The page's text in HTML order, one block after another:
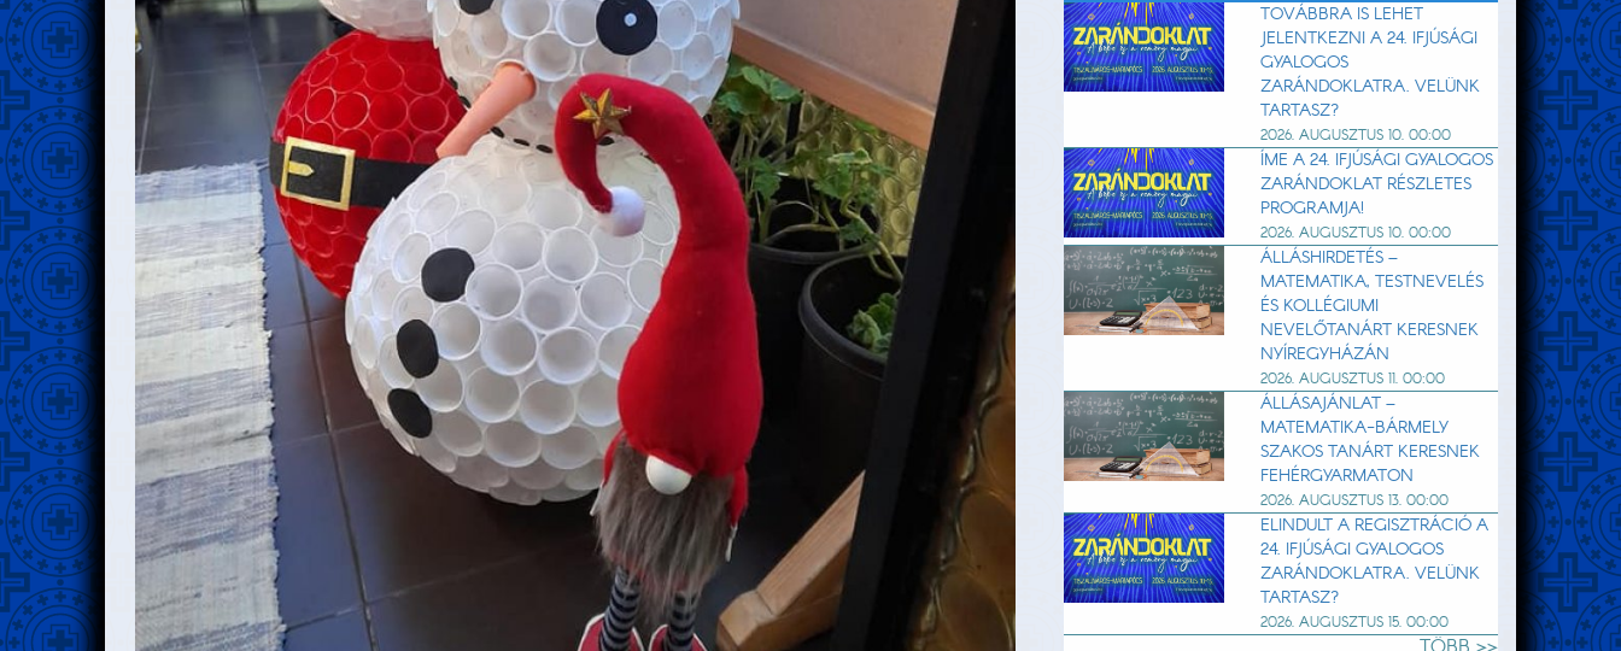
TOVÁBBRA IS LEHET
JELENTKEZNI A 24. IFJÚSÁGI
GYALOGOS
ZARÁNDOKLATRA. VELÜNK
TARTASZ?
2026. AUGUSZTUS 10. 00:00
ÍME A 24. IFJÚSÁGI GYALOGOS
ZARÁNDOKLAT RÉSZLETES
PROGRAMJA!
2026. AUGUSZTUS 10. 00:00
ÁLLÁSHIRDETÉS –
MATEMATIKA, TESTNEVELÉS
ÉS KOLLÉGIUMI
NEVELŐTANÁRT KERESNEK
NYÍREGYHÁZÁN
2026. AUGUSZTUS 11. 00:00
ÁLLÁSAJÁNLAT –
MATEMATIKA-BÁRMELY
SZAKOS TANÁRT KERESNEK
FEHÉRGYARMATON
2026. AUGUSZTUS 13. 00:00
ELINDULT A REGISZTRÁCIÓ A
24. IFJÚSÁGI GYALOGOS
ZARÁNDOKLATRA. VELÜNK
TARTASZ?
2026. AUGUSZTUS 15. 00:00